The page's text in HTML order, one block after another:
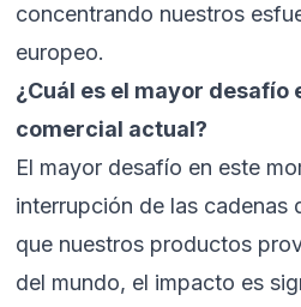
concentrando nuestros
europeo.
¿Cuál es el mayor desafío
comercial actual?
El mayor desafío en este
interrupción de las cadenas
que nuestros productos
del mundo, el impacto es